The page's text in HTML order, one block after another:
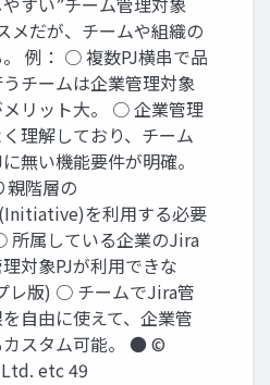
メだが、チームや組織の
例： ○ 複数PJ横串で品
チームは企業管理対象
メリット大。 ○ 企業管理
理解しており、チーム
無い機能要件が明確。
階層の
を利用する必要
所属している企業のJira
対象PJが利用できな
レ版) ○ チームでJira管
自由に使えて、企業管
カスタム可能。 ● ©
etc 49